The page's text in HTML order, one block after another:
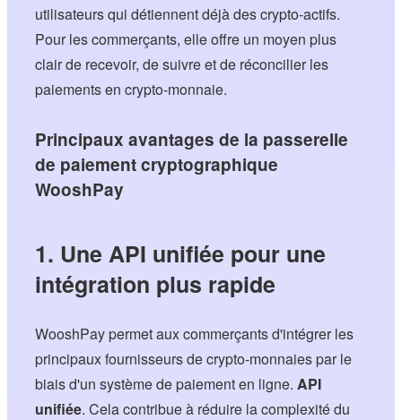
utilisateurs qui détiennent déjà des crypto-actifs.
Pour les commerçants, elle offre un moyen plus
clair de recevoir, de suivre et de réconcilier les
paiements en crypto-monnaie.
Principaux avantages de la passerelle
de paiement cryptographique
WooshPay
1. Une API unifiée pour une
intégration plus rapide
WooshPay permet aux commerçants d'intégrer les
principaux fournisseurs de crypto-monnaies par le
biais d'un système de paiement en ligne. API
unifiée. Cela contribue à réduire la complexité du